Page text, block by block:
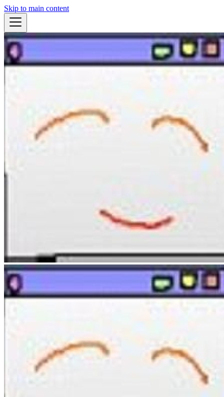
Skip to main content